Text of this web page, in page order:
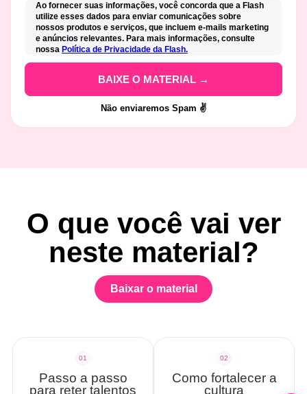
Ao fornecer suas informações, você concorda que a Flash
utilize esses dados para enviar comunicações sobre
nossos produtos e serviços, que incluem e-mails marketing
e anúncios relevantes. Para mais informações, consulte
nossa Política de Privacidade da Flash.
Não enviaremos Spam ✌️
O que você vai ver
neste material?
Baixar o material
01
Passo a passo
para reter talentos
02
Como fortalecer a
cultura